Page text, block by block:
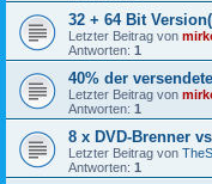
32 + 64 Bit
Letzter Beitrag von
Antworten: 1
40% der
Letzter Beitrag von
Antworten: 1
8 x DVD-Brenner
Letzter Beitrag von
Antworten: 1